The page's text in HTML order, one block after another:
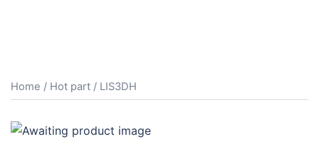
Home / Hot part / LIS3DH